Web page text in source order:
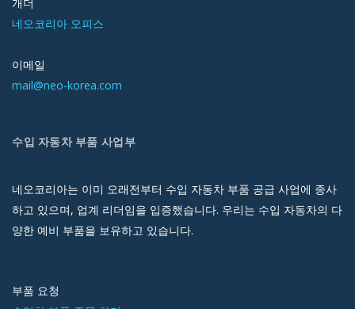
네오코리아 오피스
이메일
mail@neo-korea.com
수입 자동차 부품 사업부
네오코리아는 이미 오래전부터 수입 자동차 부품 공급 사업에 종사
하고 있으며, 업계 리더임을 입증했습니다. 우리는 수입 자동차의 다
양한 예비 부품을 보유하고 있습니다.
부품 요청